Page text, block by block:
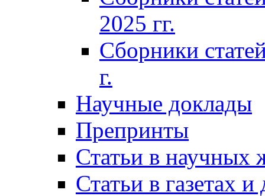
2025 гг.
Сборники
г.
Научные доклады
Препринты
Статьи в научных
Статьи в газетах